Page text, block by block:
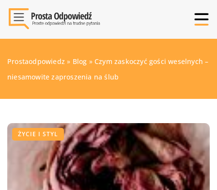
Prostaodpowiedz » Blog » Czym zaskoczyć gości weselnych –
niesamowite zaproszenia na ślub
ŻYCIE I STYL